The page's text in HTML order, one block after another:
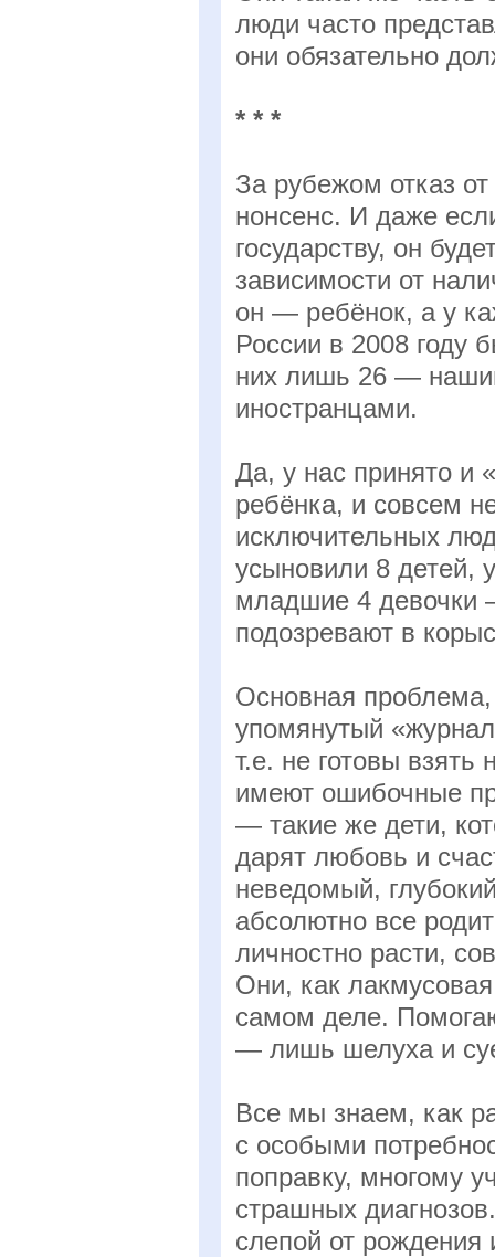
люди часто
они обязательно
* * *
За рубежом отказ
нонсенс. И даже
государству, он
зависимости от
он — ребёнок, а у
России в 2008 году
них лишь 26 —
иностранцами.
Да, у нас принято и
ребёнка, и совсем
исключительных
усыновили 8 детей,
младшие 4 девочки
подозревают в
Основная
упомянутый
т.е. не готовы взять
имеют ошибочные
— такие же дети,
дарят любовь и
неведомый,
абсолютно все
личностно расти,
Они, как
самом деле.
— лишь шелуха и
Все мы знаем, как
с особыми
поправку, многому
страшных
слепой от рождения